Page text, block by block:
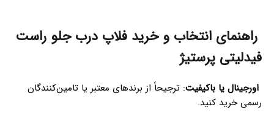
راهنمای انتخاب و خرید فلاپ درب جلو راست
فیدلیتی پرستیژ
اورجینال یا باکیفیت: ترجیحاً از برندهای معتبر یا تامین‌کنندگان
رسمی خرید کنید.